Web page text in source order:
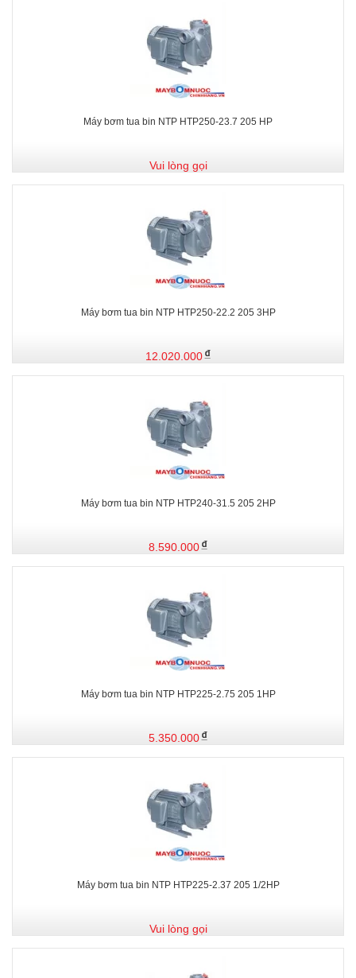
Máy bơm tua bin NTP HTP250-23.7 205 HP
Vui lòng gọi
Máy bơm tua bin NTP HTP250-22.2 205 3HP
12.020.000
Máy bơm tua bin NTP HTP240-31.5 205 2HP
8.590.000
Máy bơm tua bin NTP HTP225-2.75 205 1HP
5.350.000
Máy bơm tua bin NTP HTP225-2.37 205 1/2HP
Vui lòng gọi